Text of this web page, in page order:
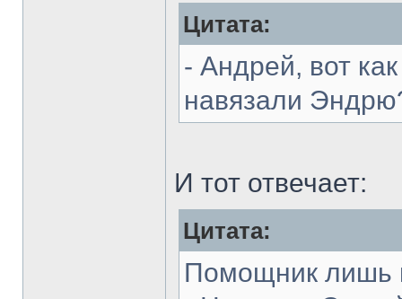
Цитата:
- Андрей, вот
навязали
И тот отвечает:
Цитата:
Помощник лишь